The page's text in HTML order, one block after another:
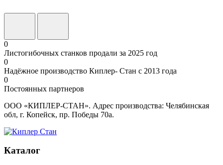
0
Листогибочных станков продали за 2025 год
0
Надёжное производство Киплер- Стан с 2013 года
0
Постоянных партнеров
ООО «КИПЛЕР-СТАН». Адрес производства: Челябинская
обл, г. Копейск, пр. Победы 70а.
Каталог